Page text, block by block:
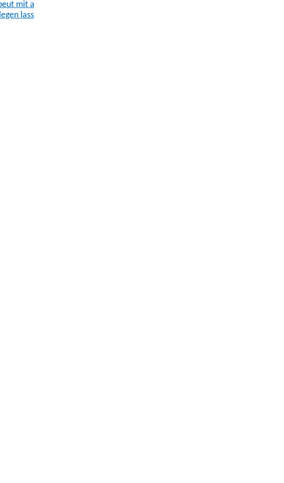
mit ausländischer Berufsausbildung – Approbation beantragen
lassen